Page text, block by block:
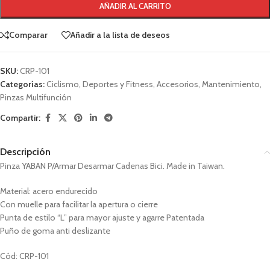
AÑADIR AL CARRITO
Comparar Añadir a la lista de deseos
SKU:CRP-101
Categorías:Ciclismo, Deportes y Fitness, Accesorios, Mantenimiento,
Pinzas Multifunción
Compartir:
Descripción
Pinza YABAN P/Armar Desarmar Cadenas Bici. Made in Taiwan.
Material: acero endurecido
Con muelle para facilitar la apertura o cierre
Punta de estilo “L” para mayor ajuste y agarre Patentada
Puño de goma anti deslizante
Cód: CRP-101